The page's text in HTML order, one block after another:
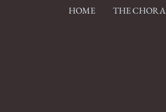
HOME THE CHORA